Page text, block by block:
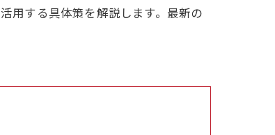
用する具体策を解説します。最新の